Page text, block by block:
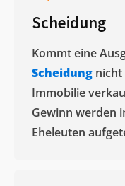
Scheidung
Kommt eine
Scheidung nicht
Immobilie
Gewinn werden
Eheleuten